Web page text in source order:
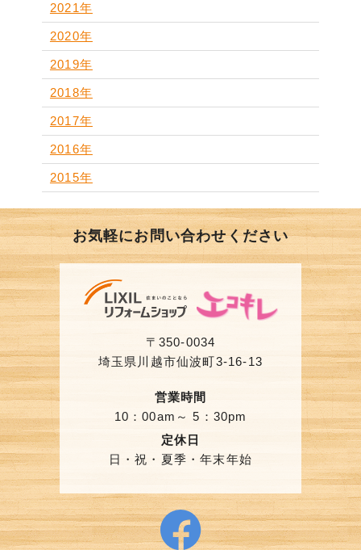
2021年
2020年
2019年
2018年
2017年
2016年
2015年
お気軽にお問い合わせください
〒350-0034
埼玉県川越市仙波町3-16-13
営業時間
10：00am～ 5：30pm
定休日
日・祝・夏季・年末年始